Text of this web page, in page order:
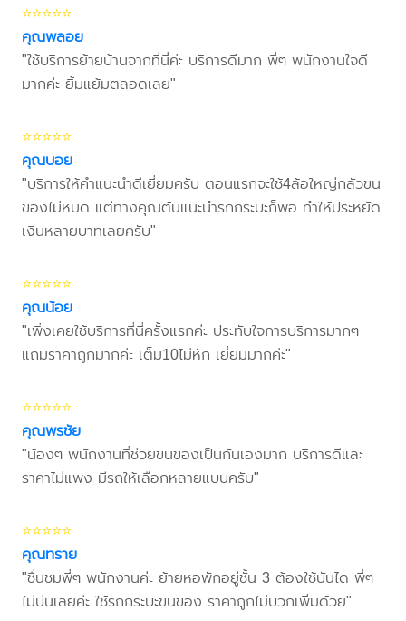
⭐⭐⭐⭐⭐
คุณพลอย
"ใช้บริการย้ายบ้านจากที่นี่ค่ะ บริการดีมาก พี่ๆ พนักงานใจดี
มากค่ะ ยิ้มแย้มตลอดเลย"
⭐⭐⭐⭐⭐
คุณบอย
"บริการให้คำแนะนำดีเยี่ยมครับ ตอนแรกจะใช้4ล้อใหญ่กลัวขน
ของไม่หมด แต่ทางคุณต้นแนะนำรถกระบะก็พอ ทำให้ประหยัด
เงินหลายบาทเลยครับ"
⭐⭐⭐⭐⭐
คุณน้อย
"เพิ่งเคยใช้บริการที่นี่ครั้งแรกค่ะ ประทับใจการบริการมากๆ
แถมราคาถูกมากค่ะ เต็ม10ไม่หัก เยี่ยมมากค่ะ"
⭐⭐⭐⭐⭐
คุณพรชัย
"น้องๆ พนักงานที่ช่วยขนของเป็นกันเองมาก บริการดีและ
ราคาไม่แพง มีรถให้เลือกหลายแบบครับ"
⭐⭐⭐⭐⭐
คุณทราย
"ชื่นชมพี่ๆ พนักงานค่ะ ย้ายหอพักอยู่ชั้น 3 ต้องใช้บันได พี่ๆ
ไม่บ่นเลยค่ะ ใช้รถกระบะขนของ ราคาถูกไม่บวกเพิ่มด้วย"